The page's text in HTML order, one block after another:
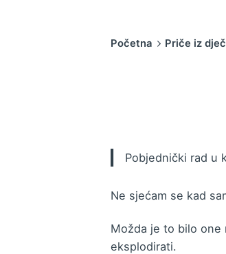
Početna Priče iz
Pobjednički rad u
Ne sjećam se kad
Možda je to bilo one
eksplodirati.